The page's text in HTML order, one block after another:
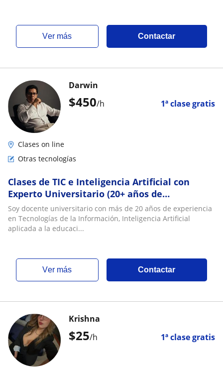
ver más Contactar
$450/h 1ª clase gratis
Darwin
Clases on line
Otras tecnologías
Clases de TIC e Inteligencia Artificial con
Experto Universitario (20+ años de
experiencia)
Soy docente universitario con más de 20 años de experiencia
en Tecnologías de la Información, Inteligencia Artificial
aplicada a la educaci...
ver más Contactar
$25/h 1ª clase gratis
Krishna